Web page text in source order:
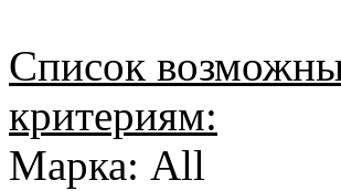
Список
критериям:
Марка: All